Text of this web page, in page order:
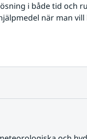
i både tid och
när man vill